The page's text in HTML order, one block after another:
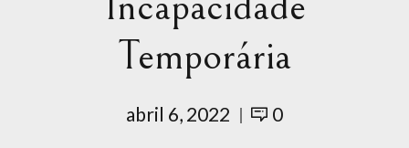
Temporária
abril 6, 2022 0